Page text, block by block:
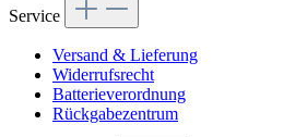
Service
Versand & Lieferung
Widerrufsrecht
Batterieverordnung
Rückgabezentrum